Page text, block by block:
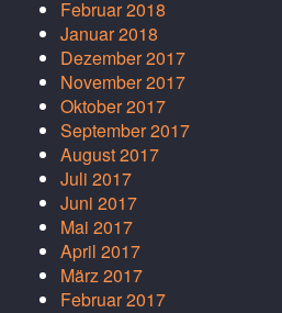
Februar 2018
Januar 2018
Dezember 2017
November 2017
Oktober 2017
September 2017
August 2017
Juli 2017
Juni 2017
Mai 2017
April 2017
März 2017
Februar 2017